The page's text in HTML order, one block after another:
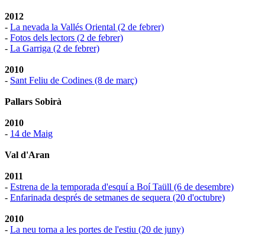
2012
- La nevada la Vallés Oriental (2 de febrer)
- Fotos dels lectors (2 de febrer)
- La Garriga (2 de febrer)
2010
- Sant Feliu de Codines (8 de març)
Pallars Sobirà
2010
- 14 de Maig
Val d'Aran
2011
- Estrena de la temporada d'esquí a Boí Taüll (6 de desembre)
- Enfarinada després de setmanes de sequera (20 d'octubre)
2010
- La neu torna a les portes de l'estiu (20 de juny)